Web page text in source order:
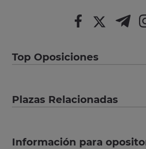
Top Oposiciones
Plazas Relacionadas
Información para